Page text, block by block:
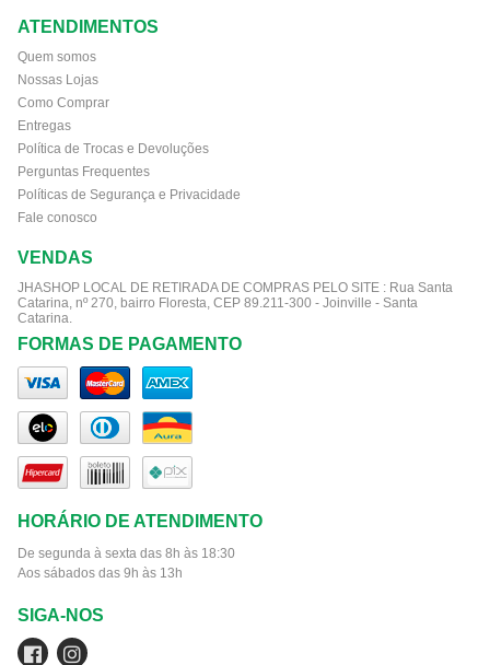
ATENDIMENTOS
Quem somos
Nossas Lojas
Como Comprar
Entregas
Política de Trocas e Devoluções
Perguntas Frequentes
Políticas de Segurança e Privacidade
Fale conosco
VENDAS
JHASHOP LOCAL DE RETIRADA DE COMPRAS PELO SITE : Rua Santa
Catarina, nº 270, bairro Floresta, CEP 89.211-300 - Joinville - Santa
Catarina.
FORMAS DE PAGAMENTO
HORÁRIO DE ATENDIMENTO
De segunda à sexta das 8h às 18:30
Aos sábados das 9h às 13h
SIGA-NOS